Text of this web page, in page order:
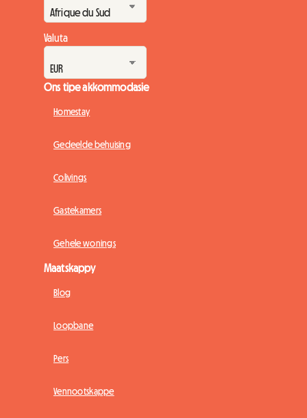
Valuta
Ons tipe akkommodasie
Homestay
Gedeelde behuising
Colivings
Gastekamers
Gehele wonings
Maatskappy
Blog
Loopbane
Pers
Vennootskappe